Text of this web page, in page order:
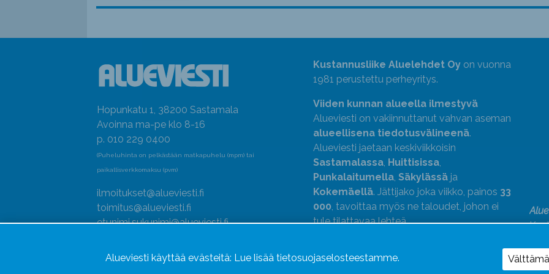
Hopunkatu 1, 38200 Sastamala
Avoinna ma-pe klo 8-16
p. 010 229 0400
(Puheluhinta on pelkästään matkapuhelu (mpm) tai
paikallisverkkomaksu (pvm)
ilmoitukset@alueviesti.fi
toimitus@alueviesti.fi
etunimi.sukunimi@alueviesti.fi
Rekisteri- ja tietosuojaseloste
Kustannusliike Aluelehdet Oyon vuonna
1981 perustettu perheyritys.
Viiden kunnan alueella ilmestyvä
Alueviesti on vakiinnuttanut vahvan aseman
alueellisena tiedotusvälineenä.
Alueviesti jaetaan keskiviikkoisin
Sastamalassa, Huittisissa,
Punkalaitumella, Säkylässäja
Kokemäellä. Jättijako joka viikko, painos 33
000 , tavoittaa myös ne taloudet, johon ei
tule tilattavaa lehteä.
Alueviesti käyttää evästeitä: Lue lisää tietosuojaselosteestamme.